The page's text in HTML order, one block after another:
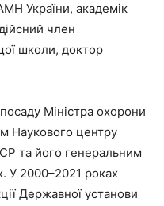
України, академік
член
школи, доктор
Міністра охорони
Наукового центру
та його генеральним
У 2000–2021 роках
Державної установи